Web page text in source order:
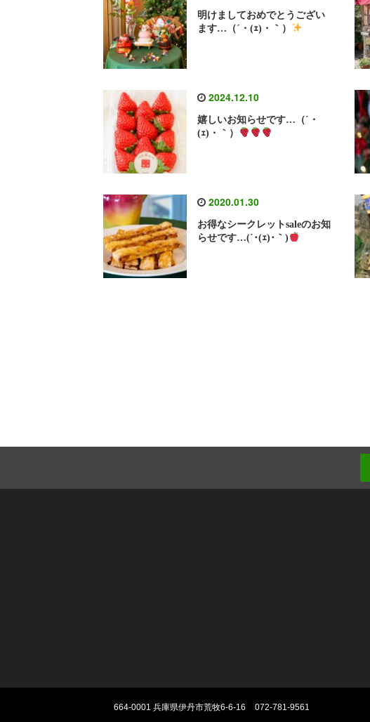
明けましておめでとうござい
ます…（´・(ｪ)・｀）
2024.12.10
嬉しいお知らせです…（´・
(ｪ)・｀）
2020.01.30
お得なシークレットsaleのお知
らせです…(´･(ｪ)･｀)
664-0001 兵庫県伊丹市荒牧6-6-16 072-781-9561